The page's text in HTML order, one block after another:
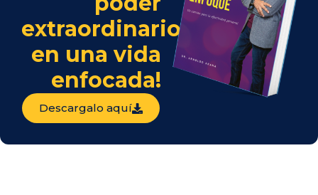
extraordinario
en una vida
enfocada!
Descargalo aquí